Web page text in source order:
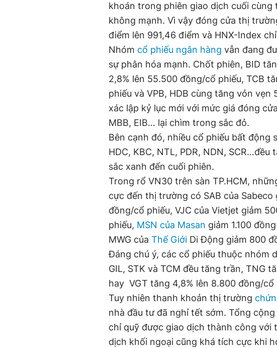
khoán trong phiên giao dịch cuối
không mạnh. Vì vậy đóng cửa thị
điểm lên 991,46 điểm và HNX-Index
Nhóm cổ phiếu ngân hàng vẫn đang
sự phân hóa mạnh. Chốt phiên, BID
2,8% lên 55.500 đồng/cổ phiếu, TCB
phiếu và VPB, HDB cùng tăng vỏn
xác lập kỷ lục mới với mức giá đóng
MBB, EIB… lại chìm trong sắc đỏ.
Bên cạnh đó, nhiều cổ phiếu bất động
HDC, KBC, NTL, PDR, NDN,
sắc xanh đến cuối phiên.
Trong rổ VN30 trên sàn TP.HCM,
cực đến thị trường có SAB của
đồng/cổ phiếu, VJC của Vietjet giảm
phiếu, MSN của Masan giảm 1.100
MWG của Thế Giới Di Động giảm 800
Đáng chú ý, các cổ phiếu thuộc nhóm
GIL, STK và TCM đều tăng trần, TNG
hay VGT tăng 4,8% lên 8.800 đồng/cổ
Tuy nhiên thanh khoản thị trường
nhà đầu tư đã nghỉ tết sớm. Tổng
chỉ quỹ được giao dịch thành công với
dịch khối ngoại cũng khá tích cực khi